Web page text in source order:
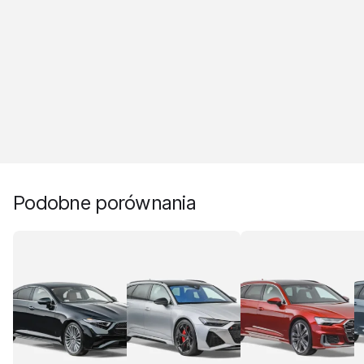
Podobne porównania